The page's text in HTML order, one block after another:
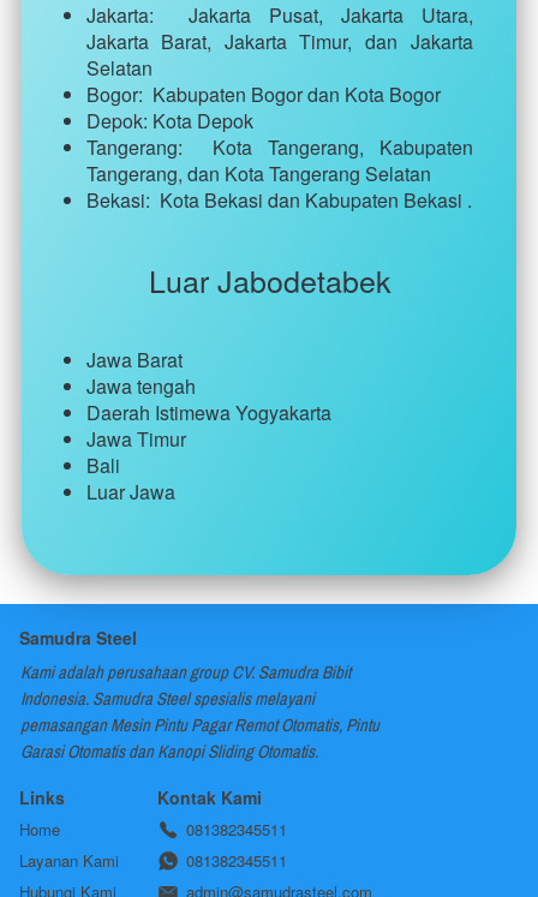
Jakarta: Jakarta Pusat, Jakarta Utara,
Jakarta Barat, Jakarta Timur, dan Jakarta
Selatan
Bogor:  Kabupaten Bogor dan Kota Bogor
Depok: Kota Depok
Tangerang:  Kota Tangerang, Kabupaten
Tangerang, dan Kota Tangerang Selatan
Bekasi:  Kota Bekasi dan Kabupaten Bekasi .
Luar Jabodetabek
Jawa Barat
Jawa tengah
Daerah Istimewa Yogyakarta
Jawa Timur
Bali
Luar Jawa
Samudra Steel
Kami adalah perusahaan group CV. Samudra Bibit
Indonesia. Samudra Steel spesialis melayani
pemasangan Mesin Pintu Pagar Remot Otomatis, Pintu
Garasi Otomatis dan Kanopi Sliding Otomatis.
Links
Home
Layanan Kami
Hubungi Kami
Kontak Kami
081382345511
081382345511
admin@samudrasteel.com